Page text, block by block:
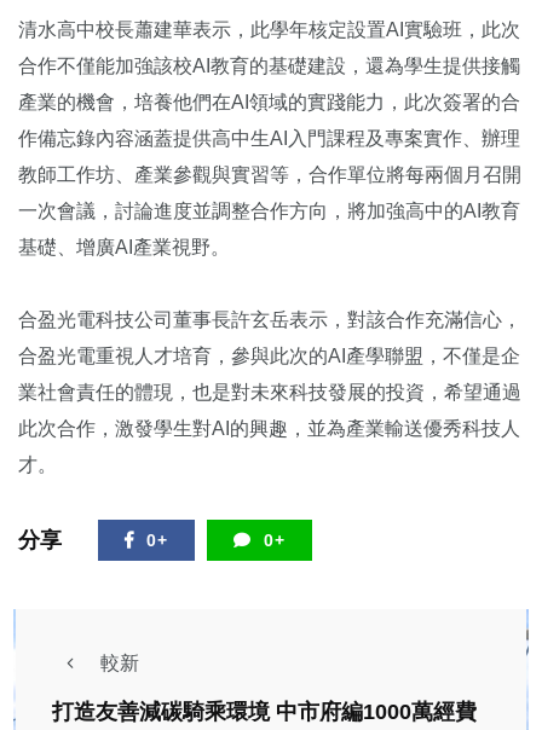
清水高中校長蕭建華表示，此學年核定設置AI實驗班，此次
合作不僅能加強該校AI教育的基礎建設，還為學生提供接觸
產業的機會，培養他們在AI領域的實踐能力，此次簽署的合
作備忘錄內容涵蓋提供高中生AI入門課程及專案實作、辦理
教師工作坊、產業參觀與實習等，合作單位將每兩個月召開
一次會議，討論進度並調整合作方向，將加強高中的AI教育
基礎、增廣AI產業視野。
合盈光電科技公司董事長許玄岳表示，對該合作充滿信心，
合盈光電重視人才培育，參與此次的AI產學聯盟，不僅是企
業社會責任的體現，也是對未來科技發展的投資，希望通過
此次合作，激發學生對AI的興趣，並為產業輸送優秀科技人
才。
分享 0+ 0+
較新
打造友善減碳騎乘環境 中市府編1000萬經費